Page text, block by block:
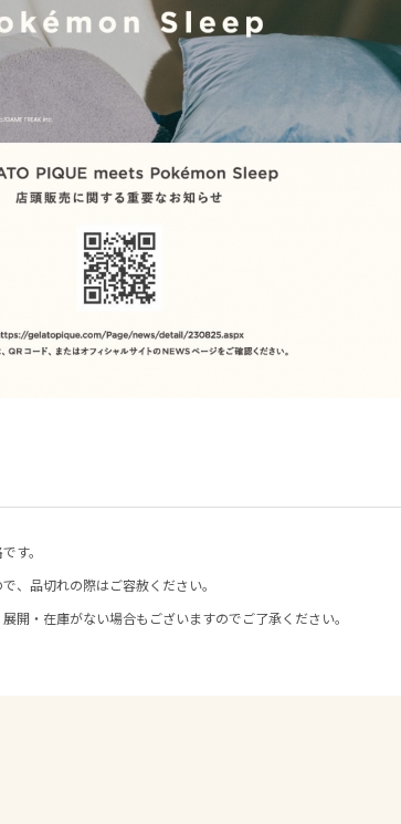
す。
、品切れの際はご容赦ください。
開・在庫がない場合もございますのでご了承ください。